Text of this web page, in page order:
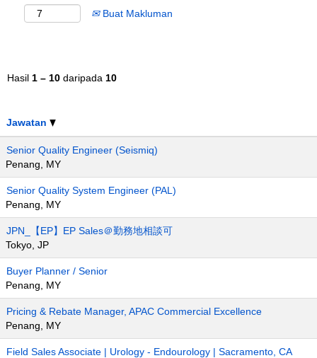
Buat Makluman
Hasil 1 – 10 daripada 10
Jawatan
Senior Quality Engineer (Seismiq)
Penang, MY
Senior Quality System Engineer (PAL)
Penang, MY
JPN_【EP】EP Sales＠勤務地相談可
Tokyo, JP
Buyer Planner / Senior
Penang, MY
Pricing & Rebate Manager, APAC Commercial Excellence
Penang, MY
Field Sales Associate | Urology - Endourology | Sacramento, CA